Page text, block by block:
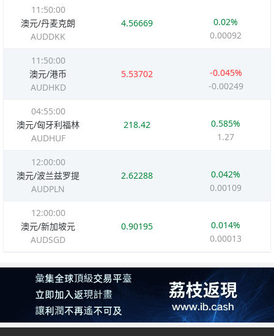
11:50:00
澳元/丹麦克朗
AUDDKK
4.56669
0.02%
0.00092
11:50:00
澳元/港币
AUDHKD
5.53702
-0.045%
-0.00249
04:55:00
澳元/匈牙利福林
AUDHUF
218.42
0.585%
1.27
12:00:00
澳元/波兰兹罗提
AUDPLN
2.62288
0.042%
0.00109
12:00:00
澳元/新加坡元
AUDSGD
0.90195
0.014%
0.00013